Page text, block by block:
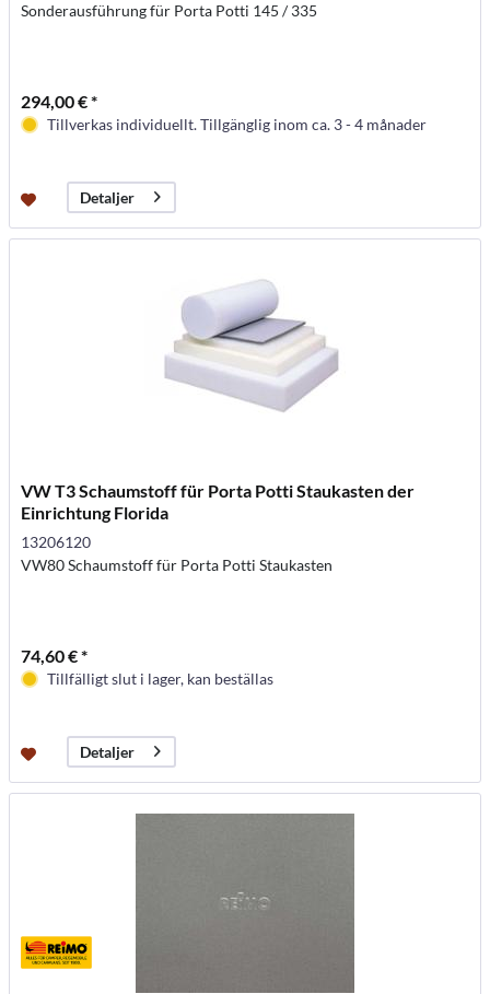
Sonderausführung für Porta Potti 145 / 335
294,00 € *
Tillverkas individuellt. Tillgänglig inom ca. 3 - 4 månader
Detaljer
VW T3 Schaumstoff für Porta Potti Staukasten der
Einrichtung Florida
13206120
VW80 Schaumstoff für Porta Potti Staukasten
74,60 € *
Tillfälligt slut i lager, kan beställas
Detaljer